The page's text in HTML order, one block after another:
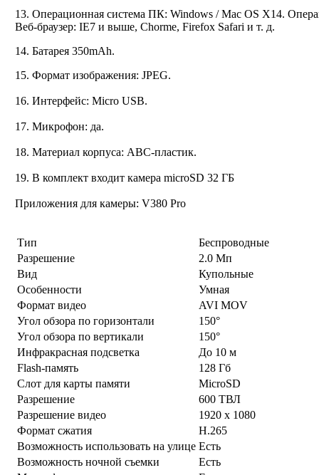
13. Операционная система ПК: Windows / Mac OS X14.
Веб-браузер: IE7 и выше, Chorme, Firefox Safari и т. д.
14. Батарея 350mAh.
15. Формат изображения: JPEG.
16. Интерфейс: Micro USB.
17. Микрофон: да.
18. Материал корпуса: ABC-пластик.
19. В комплект входит камера microSD 32 ГБ
Приложения для камеры: V380 Pro
Тип
Беспроводные
Разрешение
2.0 Мп
Вид
Купольные
Особенности
Умная
Формат видео
AVI MOV
Угол обзора по горизонтали
150°
Угол обзора по вертикали
150°
Инфракрасная подсветка
До 10 м
Flash-память
128 Гб
Слот для карты памяти
MicroSD
Разрешение
600 ТВЛ
Разрешение видео
1920 х 1080
Формат сжатия
Н.265
Возможность использовать на улице Есть
Возможность ночной съемки
Есть